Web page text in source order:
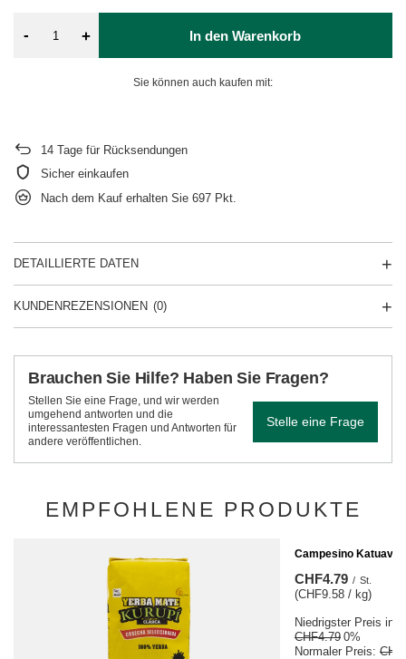
- + In den Warenkorb
Sie können auch kaufen mit:
14 Tage für Rücksendungen
Sicher einkaufen
Nach dem Kauf erhalten Sie 697 Pkt.
DETAILLIERTE DATEN
KUNDENREZENSIONEN (0)
Brauchen Sie Hilfe? Haben Sie Fragen?
Stellen Sie eine Frage, und wir werden
umgehend antworten und die
interessantesten Fragen und Antworten für
andere veröffentlichen.
Stelle eine Frage
EMPFOHLENE PRODUKTE
Campesino Katuava
CHF4.79 / St.
(CHF9.58 / kg)
Niedrigster Preis in
CHF4.79 0%
Normaler Preis: